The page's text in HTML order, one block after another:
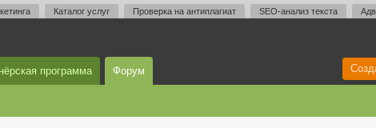
Каталог услуг Проверка на антиплагиат SEO-анализ текста
программа Форум